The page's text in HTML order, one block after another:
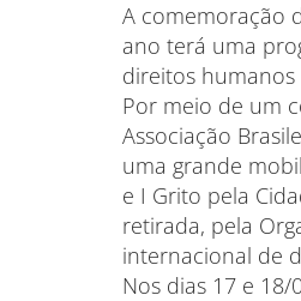
A comemoração
ano terá uma
direitos humanos
Por meio de um
Associação
uma grande
e I Grito pela
retirada, pela
internacional de
Nos dias 17 e